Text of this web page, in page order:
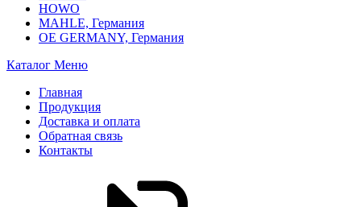
HOWO
MAHLE, Германия
OE GERMANY, Германия
Каталог Меню
Главная
Продукция
Доставка и оплата
Обратная связь
Контакты